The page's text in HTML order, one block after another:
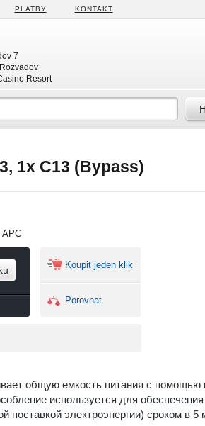
PLATBY KONTAKT
7
Resort
1x C13 (Bypass)
APC
Koupit jeden klik
Porovnat
общую емкость питания с помощью
используется для
электроэнергии) сроком в 5